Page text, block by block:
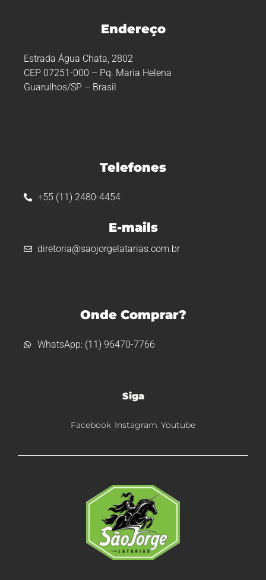
Endereço
Estrada Água Chata, 2802
CEP 07251-000 – Pq. Maria Helena
Guarulhos/SP – Brasil
Telefones
+55 (11) 2480-4454
E-mails
diretoria@saojorgelatarias.com.br
Onde Comprar?
WhatsApp: (11) 96470-7766
Siga
Facebook Instagram Youtube